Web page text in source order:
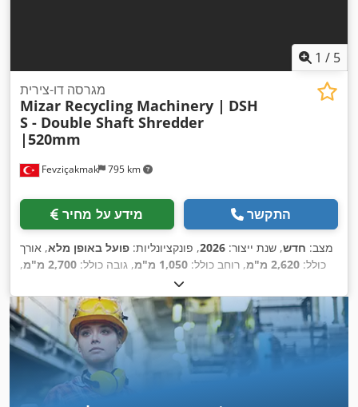
1 / 5
Fevziçakmak 795 km
מגרסה דו-צירית
Mizar Recycling Machinery | DSH
S - Double Shaft Shredder
|520mm
מידע על מחיר התקשר
מצב: חדש, שנת ייצור: 2026, פונקציונליות: פועל באופן מלא, אורך
כולל: 2,620 מ"מ , רוחב כולל: 1,050 מ"מ , גובה כולל: 2,700 מ"מ
,
, משך האחריות:
מ"מ, כוח:30 קילוואט (40.79 כ"ס) , אורך הרוטור:520 מ"מ ,